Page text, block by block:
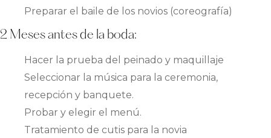
Preparar el baile de los novios (coreografía)
2 Meses antes de la boda:
Hacer la prueba del peinado y maquillaje
Seleccionar la música para la ceremonia,
recepción y banquete.
Probar y elegir el menú.
Tratamiento de cutis para la novia